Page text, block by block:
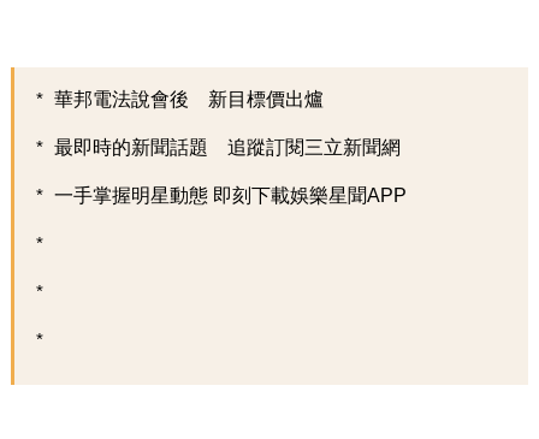
華邦電法說會後 新目標價出爐
最即時的新聞話題 追蹤訂閱三立新聞網
一手掌握明星動態 即刻下載娛樂星聞APP